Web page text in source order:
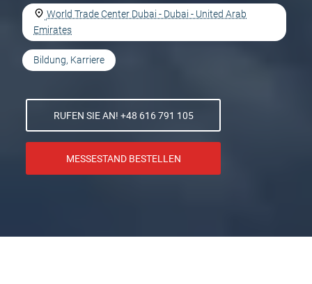
World Trade Center Dubai - Dubai - United Arab
Emirates
Bildung, Karriere
RUFEN SIE AN! +48 616 791 105
MESSESTAND BESTELLEN